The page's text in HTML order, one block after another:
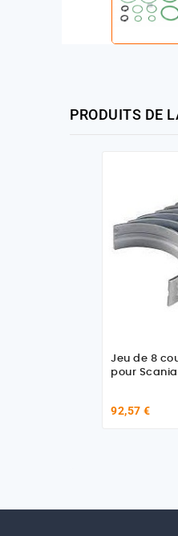
PRODUITS DE
Jeu de 8
pour
92,57 €